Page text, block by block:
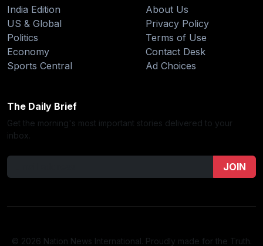
India Edition
US & Global
Politics
Economy
Sports Central
About Us
Privacy Policy
Terms of Use
Contact Desk
Ad Choices
The Daily Brief
Get the morning's most important stories delivered to your
inbox.
JOIN
© 2026 Nation News International. Proudly made for the Truth.